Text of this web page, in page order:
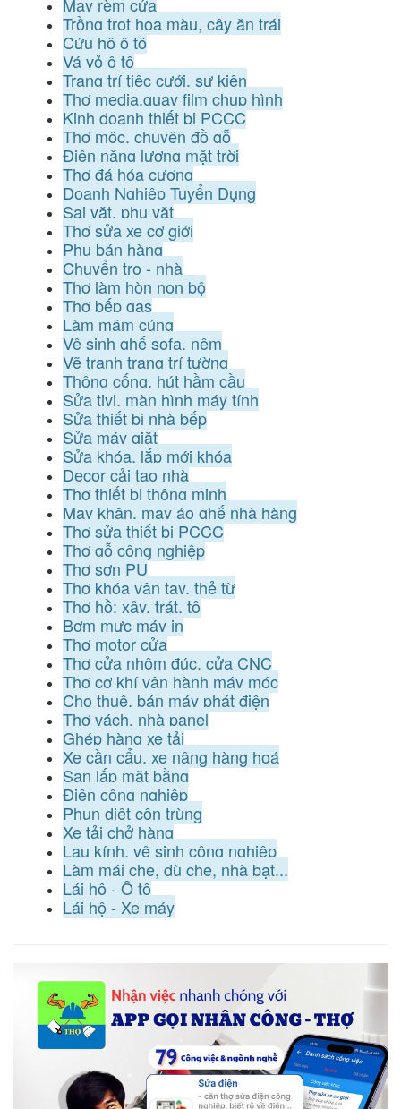
Trồng trọt hoa màu, cây ăn trái
Cứu hộ ô tô
Vá vỏ ô tô
Trang trí tiệc cưới, sự kiện
Thợ media,quay film chụp hình
Kinh doanh thiết bị PCCC
Thợ mộc, chuyên đồ gỗ
Điện năng lượng mặt trời
Thợ đá hóa cương
Doanh Nghiệp Tuyển Dụng
Sai vặt, phụ vặt
Thợ sửa xe cơ giới
Phụ bán hàng
Chuyển trọ - nhà
Thợ làm hòn non bộ
Thợ bếp gas
Làm mâm cúng
Vệ sinh ghế sofa, nệm
Vẽ tranh trang trí tường
Thông cống, hút hầm cầu
Sửa tivi, màn hình máy tính
Sửa thiết bị nhà bếp
Sửa máy giặt
Sửa khóa, lắp mới khóa
Decor cải tạo nhà
Thợ thiết bị thông minh
May khăn, may áo ghế nhà hàng
Thợ sửa thiết bị PCCC
Thợ gỗ công nghiệp
Thợ sơn PU
Thợ khóa vân tay, thẻ từ
Thợ hồ: xây, trát, tô
Bơm mực máy in
Thợ motor cửa
Thợ cửa nhôm đúc, cửa CNC
Thợ cơ khí vận hành máy móc
Cho thuê, bán máy phát điện
Thợ vách, nhà panel
Ghép hàng xe tải
Xe cần cẩu, xe nâng hàng hoá
San lấp mặt bằng
Điện công nghiệp
Phun diệt côn trùng
Xe tải chở hàng
Lau kính, vệ sinh công nghiệp
Làm mái che, dù che, nhà bạt...
Lái hộ - Ô tô
Lái hộ - Xe máy